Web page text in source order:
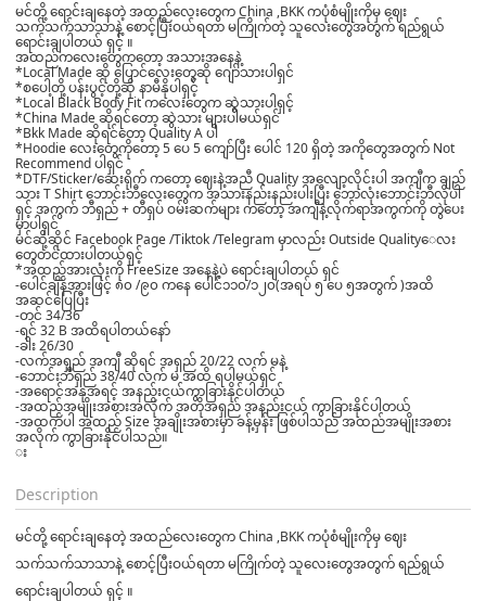
မင်တို့ ရောင်းချနေတဲ့ အထည်လေးတွေက China ,BKK ကပုံစံမျိုးကိုမှ ဈေး
သက်သက်သာသာနဲ့ စောင့်ပြီးဝယ်ရတာ မကြိုက်တဲ့ သူလေးတွေအတွက် ရည်ရွယ်
ရောင်းချပါတယ် ရှင့် ။
အထည်ကလေးတွေကတော့ အသားအနေနဲ့
*Local Made ဆို ပြောင်လေးတွေဆို ဂျော်သားပါရှင်
*စပေါ့တို့ ပန်းပွင့်တို့ဆို နာမီနိုပါရှင့်
*Local Black Body Fit ကလေးတွေက ဆွဲသားပါရှင့်
*China Made ဆိုရင်တော့ ဆွဲသား များပါမယ်ရှင်
*Bkk Made ဆိုရင်တော့ Quality A ပါ
*Hoodie လေးတွေကိုတော့ 5 ပေ 5 ကျော်ပြီး ပေါင် 120 ရှိတဲ့ အကိုတွေအတွက် Not
Recommend ပါရှင်
*DTF/Sticker/ဆေးရိုက် ကတော့ ဈေးနဲ့အညီ Quality အလျော့လိုင်းပါ အကျီက ချည်
သား T Shirt ဘောင်းဘီလေးတွေက အသားနည်းနည်းပါးပြီး ဘောလုံးဘောင်းဘီလိုပါ
ရှင့် အကွက် ဘီရှည် + တီရှပ် ဝမ်းဆက်များ ကတော့ အကျီနဲ့လိုက်ရာအကွက်ကို တွဲပေး
မှာပါရှင်
မင်ဆို့ဆိုင် Facebook Page /Tiktok /Telegram မှာလည်း Outside Quality‌ေလး
တွေတင်ထားပါတယ်ရှင့်
*အထည်အားလုံးကို FreeSize အနေနဲ့ပဲ ရောင်းချပါတယ် ရှင်
-ပေါင်ချိန်အားဖြင့် ၈၀ /၉၀ ကနေ ပေါင်၁၁၀/၁၂၀(အရပ် ၅ ပေ ၅အတွက် )အထိ
အဆင်ပြေပြီး
-တင် 34/36
-ရင် 32 B အထိရပါတယ်နော်
-ခါး 26/30
-လက်အရှည် အကျီ ဆိုရင် အရှည် 20/22 လက် မနဲ့
-ဘောင်းဘီရှည် 38/40 လက် မ အထိ ရပါမယ်ရှင်
-အရောင်အနုအရင့် အနည်းငယ်ကွာခြားနိုင်ပါတယ်
-အထည်အမျိုးအစားအလိုက် အတိုအရှည် အနည်းငယ် ကွာခြားနိုင်ပါတယ်
-အထက်ပါ အထည် Size အချိုးအစားမှာ ခန့်မှန်း ဖြစ်ပါသည် အထည်အမျိုးအစား
အလိုက် ကွာခြားနိုင်ပါသည်။
း
Description
မင်တို့ ရောင်းချနေတဲ့ အထည်လေးတွေက China ,BKK ကပုံစံမျိုးကိုမှ ဈေး
သက်သက်သာသာနဲ့ စောင့်ပြီးဝယ်ရတာ မကြိုက်တဲ့ သူလေးတွေအတွက် ရည်ရွယ်
ရောင်းချပါတယ် ရှင့် ။